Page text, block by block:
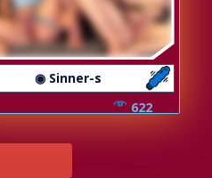
◉ Sinner-s
622